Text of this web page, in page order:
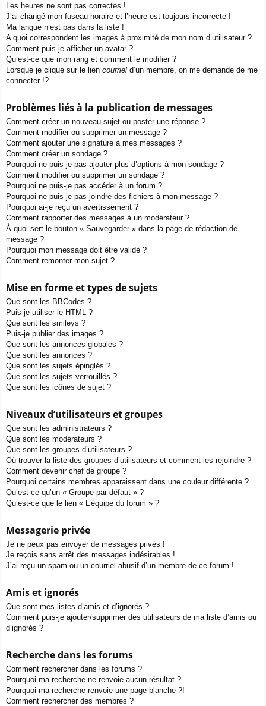
Les heures ne sont pas correctes !
J’ai changé mon fuseau horaire et l’heure est toujours incorrecte !
Ma langue n’est pas dans la liste !
A quoi correspondent les images à proximité de mon nom d’utilisateur ?
Comment puis-je afficher un avatar ?
Qu’est-ce que mon rang et comment le modifier ?
Lorsque je clique sur le lien courriel d’un membre, on me demande de me
connecter !?
Problèmes liés à la publication de messages
Comment créer un nouveau sujet ou poster une réponse ?
Comment modifier ou supprimer un message ?
Comment ajouter une signature à mes messages ?
Comment créer un sondage ?
Pourquoi ne puis-je pas ajouter plus d’options à mon sondage ?
Comment modifier ou supprimer un sondage ?
Pourquoi ne puis-je pas accéder à un forum ?
Pourquoi ne puis-je pas joindre des fichiers à mon message ?
Pourquoi ai-je reçu un avertissement ?
Comment rapporter des messages à un modérateur ?
À quoi sert le bouton « Sauvegarder » dans la page de rédaction de
message ?
Pourquoi mon message doit être validé ?
Comment remonter mon sujet ?
Mise en forme et types de sujets
Que sont les BBCodes ?
Puis-je utiliser le HTML ?
Que sont les smileys ?
Puis-je publier des images ?
Que sont les annonces globales ?
Que sont les annonces ?
Que sont les sujets épinglés ?
Que sont les sujets verrouillés ?
Que sont les icônes de sujet ?
Niveaux d’utilisateurs et groupes
Que sont les administrateurs ?
Que sont les modérateurs ?
Que sont les groupes d’utilisateurs ?
Où trouver la liste des groupes d’utilisateurs et comment les rejoindre ?
Comment devenir chef de groupe ?
Pourquoi certains membres apparaissent dans une couleur différente ?
Qu’est-ce qu’un « Groupe par défaut » ?
Qu’est-ce que le lien « L’équipe du forum » ?
Messagerie privée
Je ne peux pas envoyer de messages privés !
Je reçois sans arrêt des messages indésirables !
J’ai reçu un spam ou un courriel abusif d’un membre de ce forum !
Amis et ignorés
Que sont mes listes d’amis et d’ignorés ?
Comment puis-je ajouter/supprimer des utilisateurs de ma liste d’amis ou
d’ignorés ?
Recherche dans les forums
Comment rechercher dans les forums ?
Pourquoi ma recherche ne renvoie aucun résultat ?
Pourquoi ma recherche renvoie une page blanche ?!
Comment rechercher des membres ?